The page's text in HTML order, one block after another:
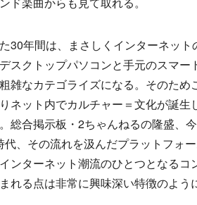
30年間は、まさしくインターネッ
スクトップパソコンと手元のスマ
雑なカテゴライズになる。そのた
ネット内でカルチャー＝文化が誕
総合掲示板・2ちゃんねるの隆盛、
、その流れを汲んだプラットフォ
ンターネット潮流のひとつとなる
れる点は非常に興味深い特徴のよう